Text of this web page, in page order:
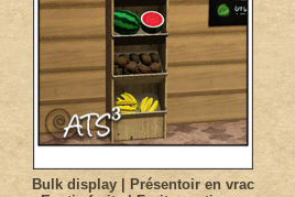
Bulk display | Présentoir en vrac